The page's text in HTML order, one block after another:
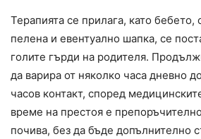
Терапията се прилага, като
пелена и евентуално шапка, се
голите гърди на родителя.
да варира от няколко часа дневно
часов контакт, според
време на престоя е
почива, без да бъде допълнително